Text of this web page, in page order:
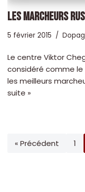
LES MARCHEURS
5 février 2015
Le centre Viktor
considéré comme
les meilleurs
suite »
« Précédent 1